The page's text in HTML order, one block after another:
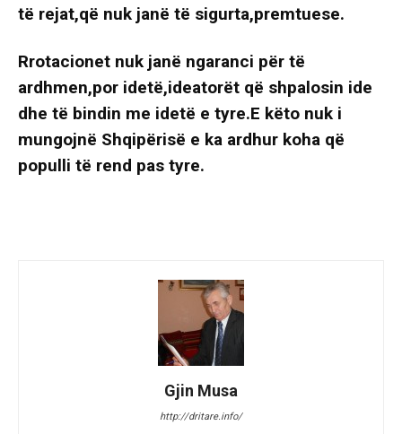
të rejat,që nuk janë të sigurta,premtuese.
Rrotacionet nuk janë ngaranci për të
ardhmen,por idetë,ideatorët që shpalosin ide
dhe të bindin me idetë e tyre.E këto nuk i
mungojnë Shqipërisë e ka ardhur koha që
populli të rend pas tyre.
Gjin Musa
http://dritare.info/